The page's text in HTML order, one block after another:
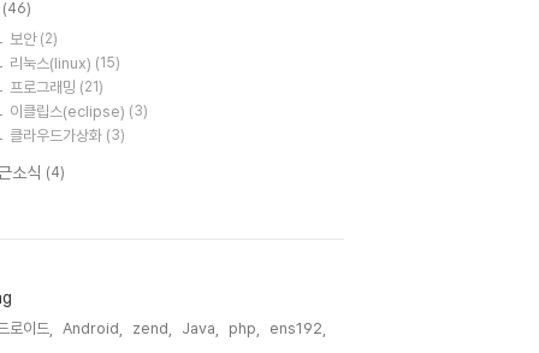
(46)
보안 (2)
리눅스(linux) (15)
프로그래밍 (21)
이클립스(eclipse) (3)
클라우드가상화 (3)
소식 (4)
로이드, Android, zend, Java, php,
ens192,